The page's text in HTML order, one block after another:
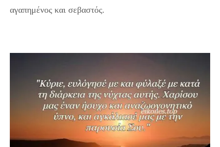
αγαπημένος και σεβαστός.